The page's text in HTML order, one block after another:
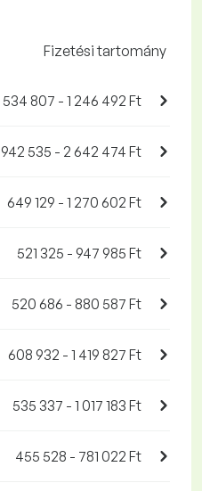
Fizetési tartomány
534 807 - 1 246 492 Ft
942 535 - 2 642 474 Ft
649 129 - 1 270 602 Ft
521 325 - 947 985 Ft
520 686 - 880 587 Ft
608 932 - 1 419 827 Ft
535 337 - 1 017 183 Ft
455 528 - 781 022 Ft